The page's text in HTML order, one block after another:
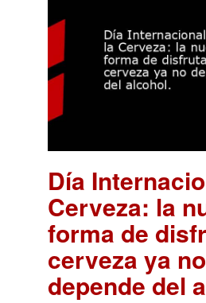
Día
Cerveza: la
forma de
cerveza ya no
depende del